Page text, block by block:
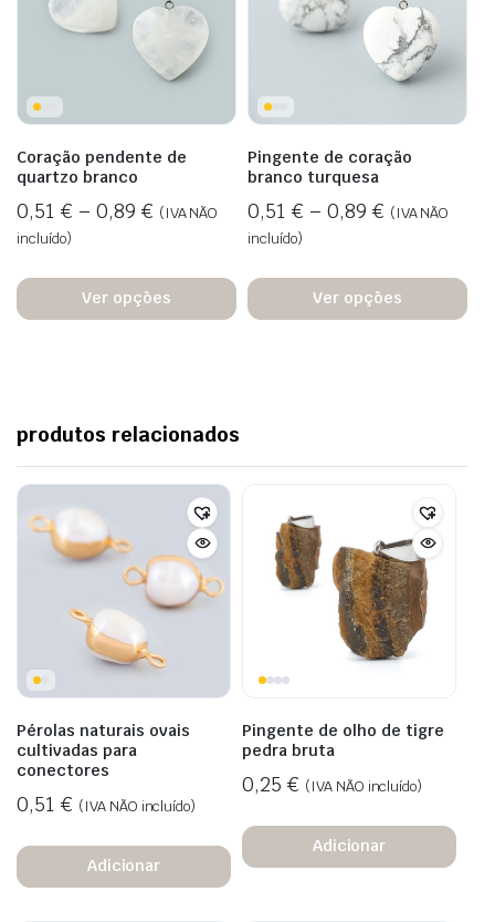
Coração pendente de
quartzo branco
0,51 € – 0,89 € (IVA NÃO
incluído)
Ver opções
Pingente de coração
branco turquesa
0,51 € – 0,89 € (IVA NÃO
incluído)
Ver opções
produtos relacionados
Pérolas naturais ovais
cultivadas para
conectores
0,51 € (IVA NÃO incluído)
Adicionar
Pingente de olho de tigre
pedra bruta
0,25 € (IVA NÃO incluído)
Adicionar